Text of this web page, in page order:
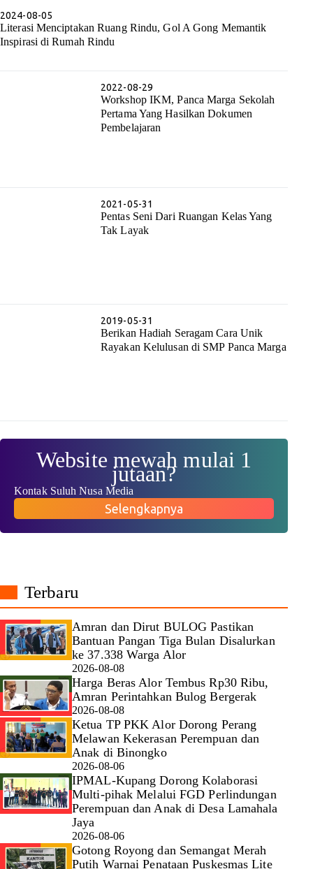
2024-08-05
Literasi Menciptakan Ruang Rindu, Gol A Gong Memantik
Inspirasi di Rumah Rindu
2022-08-29
Workshop IKM, Panca Marga Sekolah
Pertama Yang Hasilkan Dokumen
Pembelajaran
2021-05-31
Pentas Seni Dari Ruangan Kelas Yang
Tak Layak
2019-05-31
Berikan Hadiah Seragam Cara Unik
Rayakan Kelulusan di SMP Panca Marga
Website mewah mulai 1
jutaan?
Kontak Suluh Nusa Media
Selengkapnya
Terbaru
Amran dan Dirut BULOG Pastikan
Bantuan Pangan Tiga Bulan Disalurkan
ke 37.338 Warga Alor
2026-08-08
Harga Beras Alor Tembus Rp30 Ribu,
Amran Perintahkan Bulog Bergerak
2026-08-08
Ketua TP PKK Alor Dorong Perang
Melawan Kekerasan Perempuan dan
Anak di Binongko
2026-08-06
IPMAL-Kupang Dorong Kolaborasi
Multi-pihak Melalui FGD Perlindungan
Perempuan dan Anak di Desa Lamahala
Jaya
2026-08-06
Gotong Royong dan Semangat Merah
Putih Warnai Penataan Puskesmas Lite